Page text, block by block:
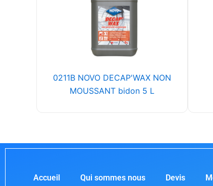
0211B NOVO DECAP'WAX NON
MOUSSANT bidon 5 L
Accueil Qui sommes nous Devis